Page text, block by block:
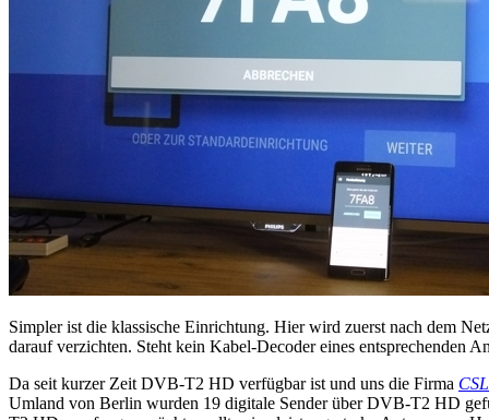
Simpler ist die klassische Einrichtung. Hier wird zuerst nach dem
darauf verzichten. Steht kein Kabel-Decoder eines entsprechenden
Da seit kurzer Zeit DVB-T2 HD verfügbar ist und uns die Firma
Umland von Berlin wurden 19 digitale Sender über DVB-T2 HD